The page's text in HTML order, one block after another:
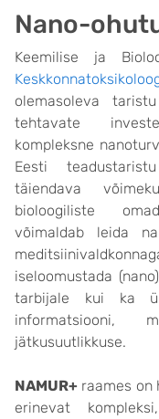
Nano-
Keemilise ja
olemasoleva
tehtavate
kompleksne
Eesti
täiendava
bioloogiliste
võimaldab leida
iseloomustada
tarbijale kui ka
informatsiooni,
jätkusuutlikkuse.
NAMUR+ raames on
erinevat